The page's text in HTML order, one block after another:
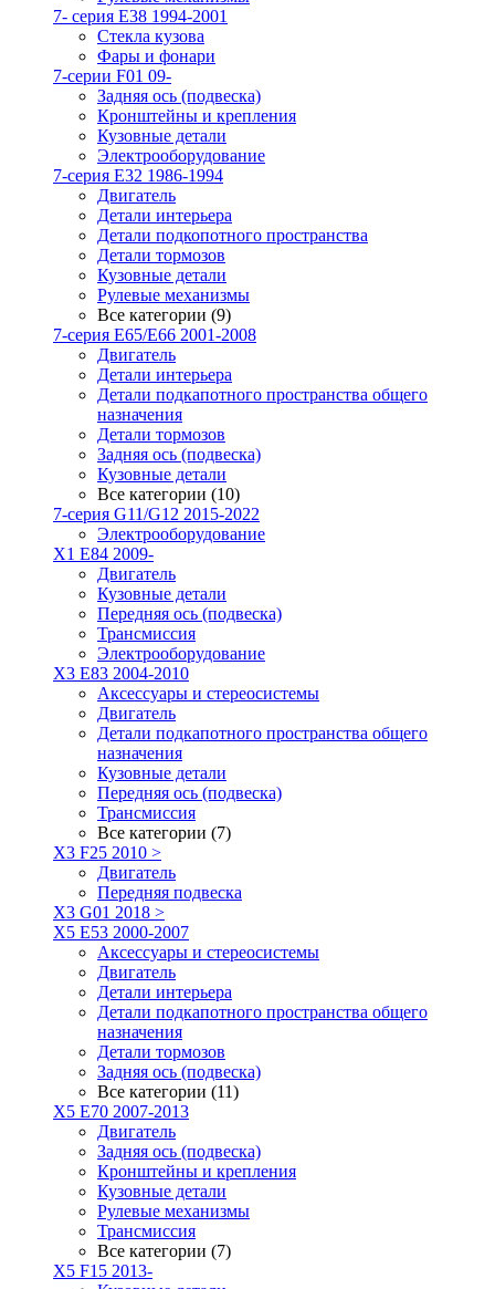
7- серия E38 1994-2001
Стекла кузова
Фары и фонари
7-серии F01 09-
Задняя ось (подвеска)
Кронштейны и крепления
Кузовные детали
Электрооборудование
7-серия E32 1986-1994
Двигатель
Детали интерьера
Детали подкопотного пространства
Детали тормозов
Кузовные детали
Рулевые механизмы
Все категории (9)
7-серия E65/E66 2001-2008
Двигатель
Детали интерьера
Детали подкапотного пространства общего
назначения
Детали тормозов
Задняя ось (подвеска)
Кузовные детали
Все категории (10)
7-серия G11/G12 2015-2022
Электрооборудование
X1 E84 2009-
Двигатель
Кузовные детали
Передняя ось (подвеска)
Трансмиссия
Электрооборудование
X3 E83 2004-2010
Аксессуары и стереосистемы
Двигатель
Детали подкапотного пространства общего
назначения
Кузовные детали
Передняя ось (подвеска)
Трансмиссия
Все категории (7)
X3 F25 2010 >
Двигатель
Передняя подвеска
X3 G01 2018 >
X5 E53 2000-2007
Аксессуары и стереосистемы
Двигатель
Детали интерьера
Детали подкапотного пространства общего
назначения
Детали тормозов
Задняя ось (подвеска)
Все категории (11)
X5 E70 2007-2013
Двигатель
Задняя ось (подвеска)
Кронштейны и крепления
Кузовные детали
Рулевые механизмы
Трансмиссия
Все категории (7)
X5 F15 2013-